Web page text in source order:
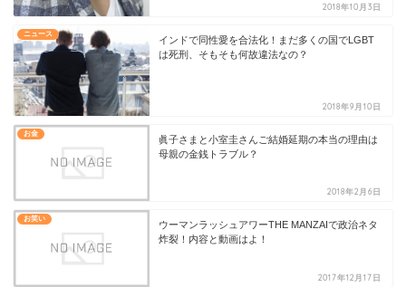
2018年10月3日
ニュース
インドで同性愛を合法化！まだ多くの国でLGBT
は死刑、そもそも何故違法なの？
2018年9月10日
お金
眞子さまと小室圭さんご結婚延期の本当の理由は
母親の金銭トラブル？
2018年2月6日
お笑い
ウーマンラッシュアワーTHE MANZAIで政治ネタ
炸裂！内容と動画はよ！
2017年12月17日